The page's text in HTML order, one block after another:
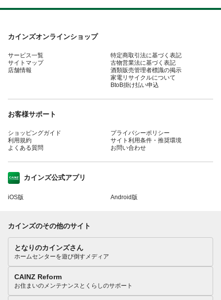
カインズオンラインショップ
サービス一覧
サイトマップ
店舗情報
特定商取引法に基づく表記
古物営業法に基づく表記
酒類販売管理者標識の掲示
家電リサイクルについて
BtoB掛け払い申込
お客様サポート
ショッピングガイド
利用規約
よくある質問
プライバシーポリシー
サイト利用条件・推奨環境
お問い合わせ
カインズ公式アプリ
iOS版 Android版
カインズのその他のサイト
となりのカインズさん
ホームセンターを遊び倒すメディア
CAINZ Reform
お住まいのメンテナンスとくらしのサポート